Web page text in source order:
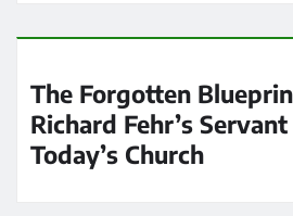
The Forgotten
Richard Fehr’s
Today’s Church